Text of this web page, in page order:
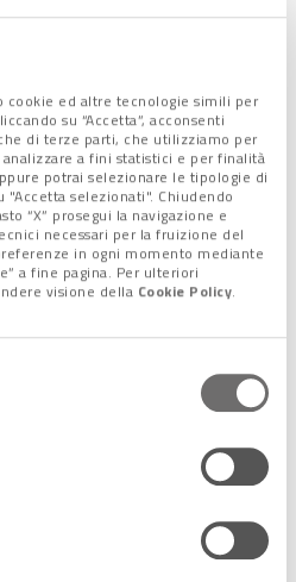
cookie ed altre tecnologie simili per
su “Accetta”, acconsenti
di terze parti, che utilizziamo per
a fini statistici e per finalità
potrai selezionare le tipologie di
selezionati". Chiudendo
“X” prosegui la navigazione e
necessari per la fruizione del
in ogni momento mediante
a fine pagina. Per ulteriori
visione della Cookie Policy.
locale, come
piccolo store, collegato a una
per comprare due bibite. La
maglie evuole
commossa dal progetto, ci
che ci accomunano”, oppure
un locale a gestione familiare
della casa. Bollente e squisita,
bisogno. Clima cordiale,
il pasto domenicale, ci
avvicina la padrona, Joanne, ci
dei nostri messaggi. Lei